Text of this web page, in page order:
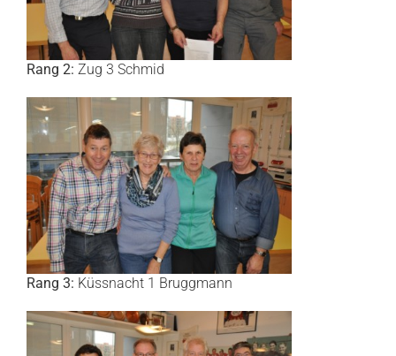
Rang 2: Zug 3 Schmid
Rang 3: Küssnacht 1 Bruggmann